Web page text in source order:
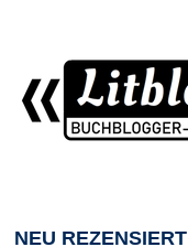
NEU REZENSIERT